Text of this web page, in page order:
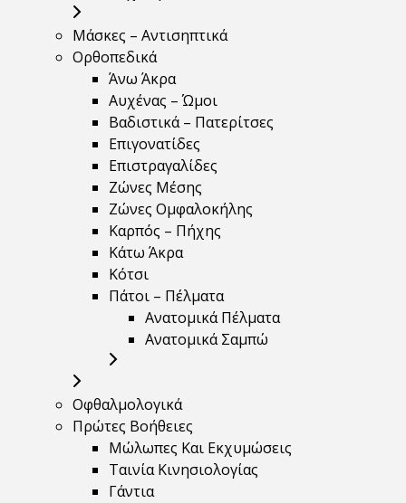
Μάσκες – Αντισηπτικά
Ορθοπεδικά
Άνω Άκρα
Αυχένας – Ώμοι
Βαδιστικά – Πατερίτσες
Επιγονατίδες
Επιστραγαλίδες
Ζώνες Μέσης
Ζώνες Ομφαλοκήλης
Καρπός – Πήχης
Κάτω Άκρα
Κότσι
Πάτοι – Πέλματα
Ανατομικά Πέλματα
Ανατομικά Σαμπώ
Οφθαλμολογικά
Πρώτες Βοήθειες
Μώλωπες Και Εκχυμώσεις
Ταινία Κινησιολογίας
Γάντια